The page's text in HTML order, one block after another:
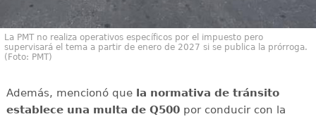
La PMT no realiza operativos específicos por el impuesto pero
supervisará el tema a partir de enero de 2027 si se publica la prórroga.
(Foto: PMT)
Además, mencionó que la normativa de tránsito
establece una multa de Q500por conducir con la